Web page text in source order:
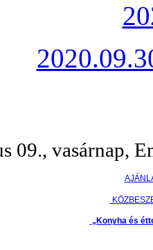
09., vasárnap,
„Konyha és